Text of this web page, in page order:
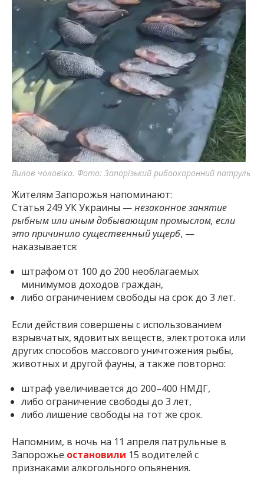
Вилов чоловіка. Фото: Запорізький рибоохоронний патруль
Жителям Запорожья напоминают:
Статья 249 УК Украины —незаконное занятие
рыбным или иным добывающим промыслом, если
это причинило существенный ущерб, —
наказывается:
штрафом от 100 до 200 необлагаемых
минимумов доходов граждан,
либо ограничением свободы на срок до 3 лет.
Если действия совершены с использованием
взрывчатых, ядовитых веществ, электротока или
других способов массового уничтожения рыбы,
животных и другой фауны, а также повторно:
штраф увеличивается до 200–400 НМДГ,
либо ограничение свободы до 3 лет,
либо лишение свободы на тот же срок.
Напомним, в ночь на 11 апреля патрульные в
Запорожье остановили 15 водителей с
признаками алкогольного опьянения.